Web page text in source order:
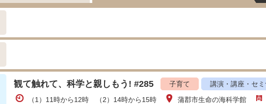
観て触れて、科学と親しもう! #285 子育て
講演・講座・セ
（1）11時から12時 （2）14時から15時
蒲郡市生命の海科学館